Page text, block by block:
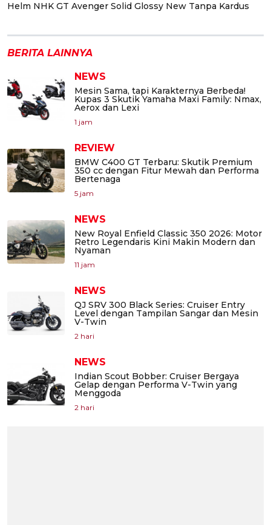
Helm NHK GT Avenger Solid Glossy New Tanpa Kardus
BERITA LAINNYA
NEWS
Mesin Sama, tapi Karakternya Berbeda!
Kupas 3 Skutik Yamaha Maxi Family: Nmax,
Aerox dan Lexi
1 jam
REVIEW
BMW C400 GT Terbaru: Skutik Premium
350 cc dengan Fitur Mewah dan Performa
Bertenaga
5 jam
NEWS
New Royal Enfield Classic 350 2026: Motor
Retro Legendaris Kini Makin Modern dan
Nyaman
11 jam
NEWS
QJ SRV 300 Black Series: Cruiser Entry
Level dengan Tampilan Sangar dan Mesin
V-Twin
2 hari
NEWS
Indian Scout Bobber: Cruiser Bergaya
Gelap dengan Performa V-Twin yang
Menggoda
2 hari